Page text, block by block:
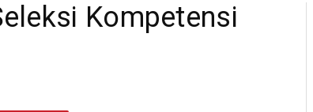
Kompetensi